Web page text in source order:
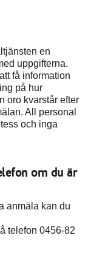
en
uppgifterna.
få information
på hur
oro kvarstår efter
All personal
och inga
om du är
anmäla kan du
telefon 0456-82